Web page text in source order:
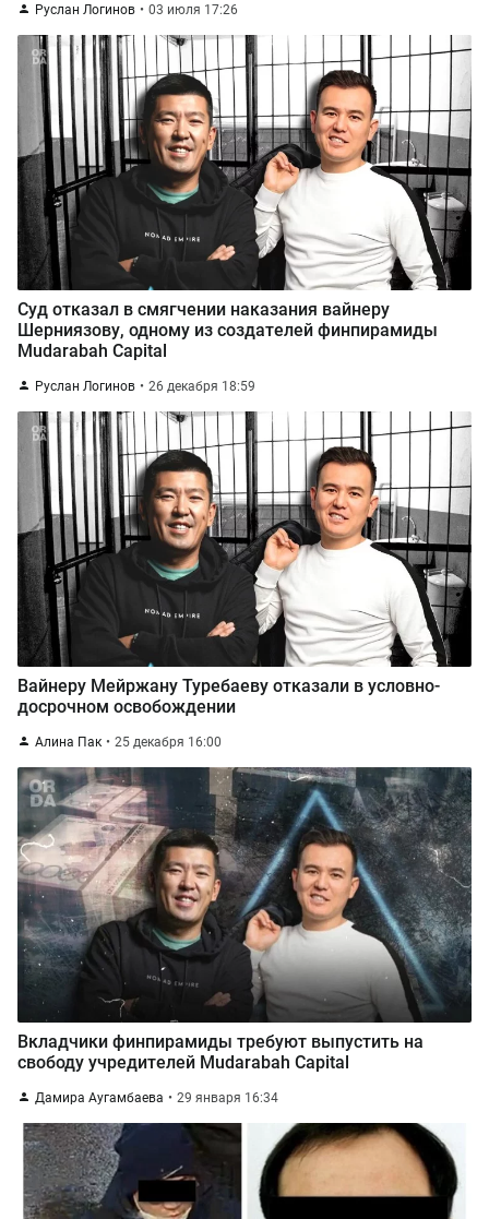
Руслан Логинов 03 июля 17:26
Суд отказал в смягчении наказания вайнеру
Шерниязову, одному из создателей финпирамиды
Mudarabah Capital
Руслан Логинов 26 декабря 18:59
Вайнеру Мейржану Туребаеву отказали в условно-
досрочном освобождении
Алина Пак 25 декабря 16:00
Вкладчики финпирамиды требуют выпустить на
свободу учредителей Mudarabah Capital
Дамира Аугамбаева 29 января 16:34